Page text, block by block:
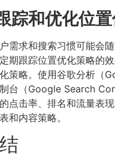
踪和优化位
需求和搜索习惯可能会
期跟踪位置优化策略的
策略。使用谷歌分析（
台（Google Search
点击率、排名和流量表
和内容策略。